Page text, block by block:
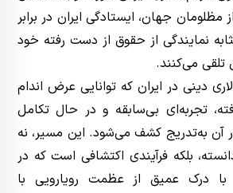
مظلومان جهان، ایستادگی ایران در برابر
نمایندگی از حقوق از دست رفته خود
تلقی می‌کنند.
دینی در ایران که توانایی عرض اندام
تجربه‌ای بی‌سابقه و در حال تکامل
آن به‌تدریج کشف می‌شود. این مسیر، نه
بلکه فرآیندی اکتشافی است که در
با درک عمیق از عظمت رویارویی با